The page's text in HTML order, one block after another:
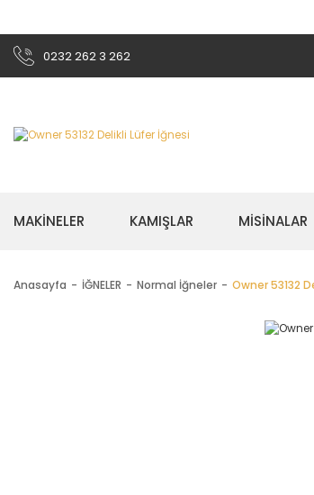
0232 262 3 262
MAKİNELER KAMIŞLAR MİSİNALAR
Anasayfa İĞNELER Normal İğneler Owner 53132